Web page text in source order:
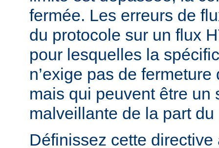
fermée. Les erreurs de
du protocole sur un flux
pour lesquelles la
n’exige pas de
mais qui peuvent être un
malveillante de la part du
Définissez cette directive